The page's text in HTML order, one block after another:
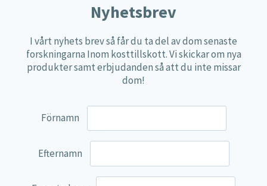
Övriga kosttillskott
100% Natural
EVP Nutrition
Multi Nutrient
Lamberts
Svenska Örtmedicinska Institutet
Nyhetsbrev
I vårt nyhets brev så får du ta del av dom senaste
forskningarna Inom kosttillskott. Vi skickar om nya
produkter samt erbjudanden så att du inte missar
dom!
Förnamn
Efternamn